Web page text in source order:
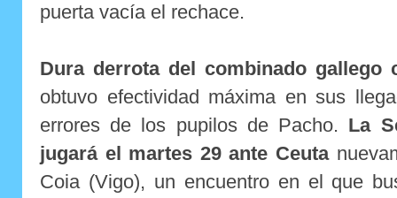
puerta vacía el rechace.
Dura derrota del combinado gallego
obtuvo efectividad máxima en sus
errores de los pupilos de Pacho. La
jugará el martes 29 ante Ceuta
Coia (Vigo), un encuentro en el que